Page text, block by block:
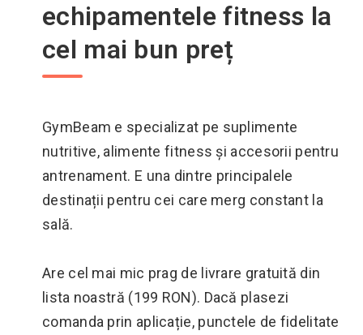
echipamentele fitness la
cel mai bun preț
GymBeam e specializat pe suplimente
nutritive, alimente fitness și accesorii pentru
antrenament. E una dintre principalele
destinații pentru cei care merg constant la
sală.
Are cel mai mic prag de livrare gratuită din
lista noastră (199 RON). Dacă plasezi
comanda prin aplicație, punctele de fidelitate